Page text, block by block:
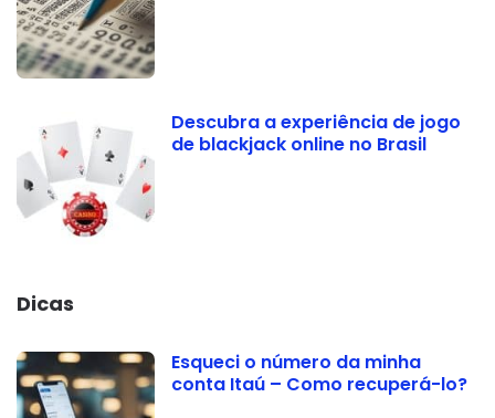
Descubra a experiência de jogo
de blackjack online no Brasil
Dicas
Esqueci o número da minha
conta Itaú – Como recuperá-lo?